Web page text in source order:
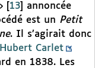
13
annoncée
est un Petit
. Il s’agirait donc
Hubert Carlet
en 1838. Les